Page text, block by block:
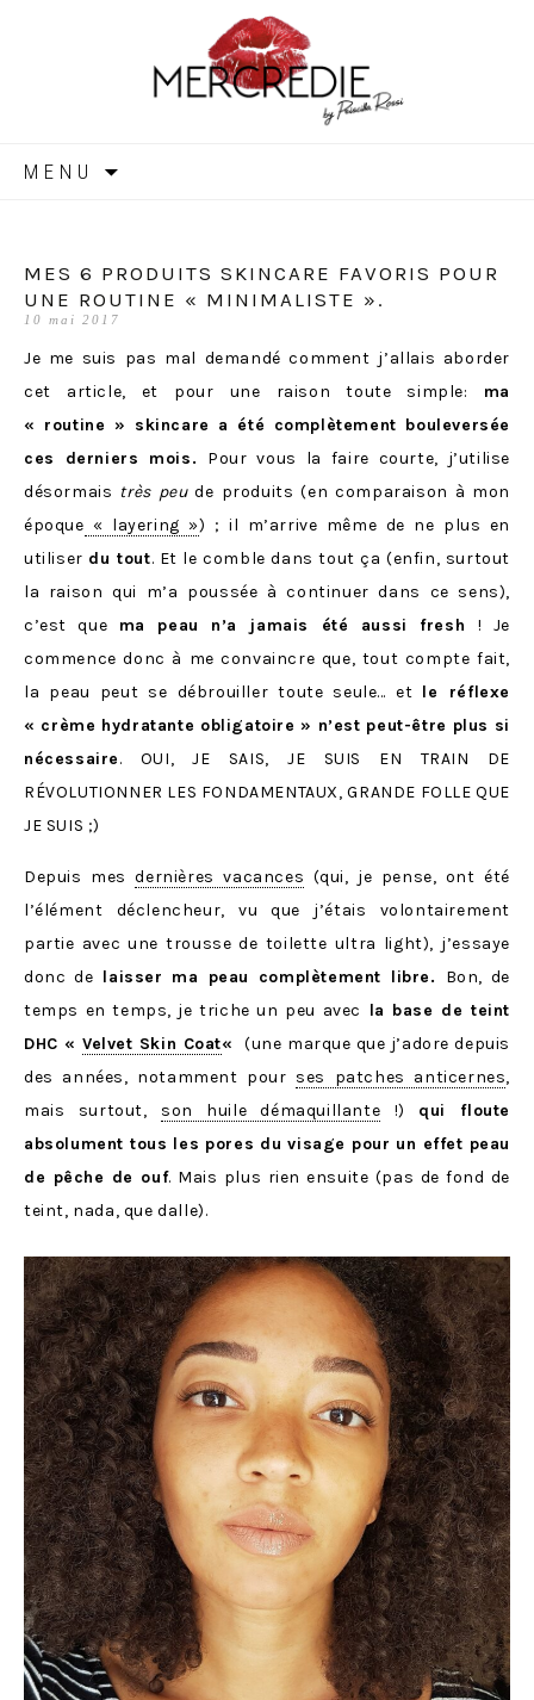
MERCREDIE
MENU
MES 6 PRODUITS SKINCARE FAVORIS POUR
UNE ROUTINE « MINIMALISTE ».
10 mai 2017
Je me suis pas mal demandé comment j’allais aborder
cet article, et pour une raison toute simple: ma
« routine » skincare a été complètement bouleversée
ces derniers mois. Pour vous la faire courte, j’utilise
désormais très peude produits (en comparaison à mon
époque « layering ») ; il m’arrive même de ne plus en
utiliser du tout. Et le comble dans tout ça (enfin, surtout
la raison qui m’a poussée à continuer dans ce sens),
c’est que ma peau n’a jamais été aussi fresh ! Je
commence donc à me convaincre que, tout compte fait,
la peau peut se débrouiller toute seule… et le réflexe
« crème hydratante obligatoire » n’est peut-être plus si
nécessaire. OUI, JE SAIS, JE SUIS EN TRAIN DE
RÉVOLUTIONNER LES FONDAMENTAUX, GRANDE FOLLE QUE
JE SUIS ;)
Depuis mesdernières vacances (qui, je pense, ont été
l’élément déclencheur, vu que j’étais volontairement
partie avec une trousse de toilette ultra light), j’essaye
donc de laisser ma peau complètement libre. Bon, de
temps en temps, je triche un peu avec la base de teint
DHC « Velvet Skin Coat«
(une marque que j’adore depuis
des années, notamment pour ses patches anticernes,
mais surtout, son huile démaquillante !) qui floute
absolument tous les pores du visage pour un effet peau
de pêche de ouf. Mais plus rien ensuite (pas de fond de
teint, nada, que dalle).